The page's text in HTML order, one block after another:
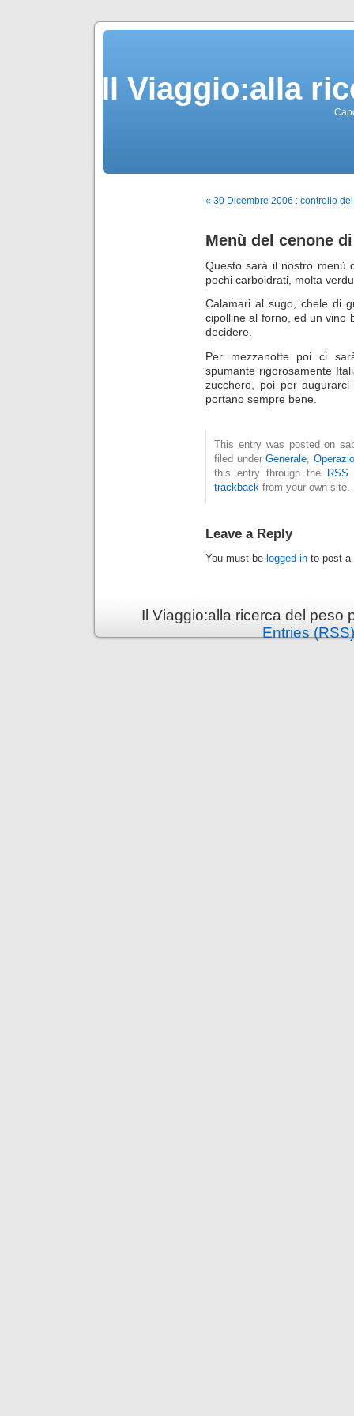
Il Viaggio:alla
« 30 Dicembre 2006 : controllo
Menù del cenone
Questo sarà il nostro menù
pochi carboidrati, molta
Calamari al sugo, chele di
cipolline al forno, ed un vino
decidere.
Per mezzanotte poi ci
spumante rigorosamente
zucchero, poi per
portano sempre bene.
This entry was posted on
filed underGenerale
this entry through the
RSS
trackback from your own site.
Leave a Reply
You must be logged in to post a
Il Viaggio:alla ricerca del
Entries (RSS)